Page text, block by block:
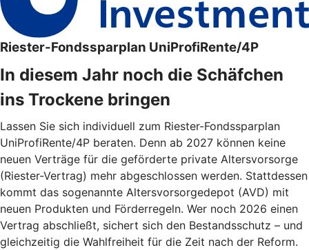
Riester-Fondssparplan UniProfiRente/4P
In diesem Jahr noch die Schäfchen
ins Trockene bringen
Lassen Sie sich individuell zum Riester-Fondssparplan
UniProfiRente/4P beraten. Denn ab 2027 können keine
neuen Verträge für die geförderte private Altersvorsorge
(Riester-Vertrag) mehr abgeschlossen werden. Stattdessen
kommt das sogenannte Altersvorsorgedepot (AVD) mit
neuen Produkten und Förderregeln. Wer noch 2026 einen
Vertrag abschließt, sichert sich den Bestandsschutz – und
gleichzeitig die Wahlfreiheit für die Zeit nach der Reform.